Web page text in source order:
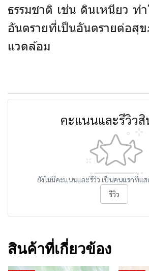
ธรรมชาติ เช่น ดินเหนียว ท
อันตรายที่เป็นอันตรายต่อสุ
แวดล้อม
คะแนนและรีวิวสิ
ยังไม่มีคะแนนและรีวิว เป็นคนแรกที่แ
รีวิว
สินค้าที่เกี่ยวข้อง